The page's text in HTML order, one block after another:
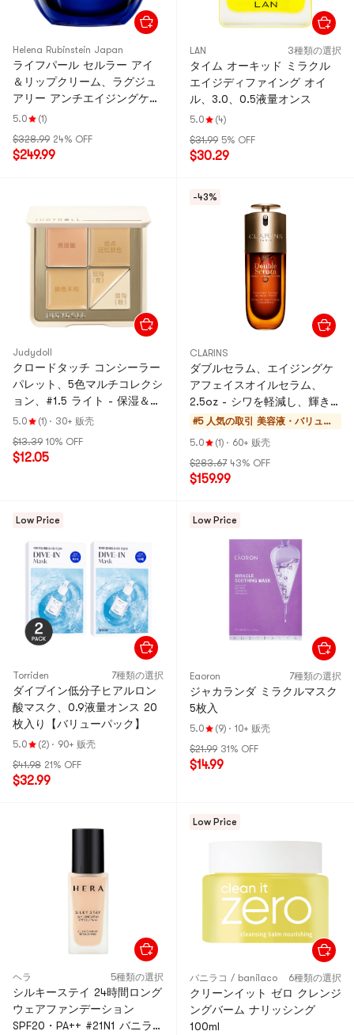
Helena Rubinstein Japan
ライフパール セルラー アイ
＆リップクリーム、ラグジュ
アリー アンチエイジングケ
ア、0.49オンス。
5.0
(1)
$328.99 24% OFF
$249.99
LAN 3種類の選択
タイム オーキッド ミラクル
エイジディファイング オイ
ル、3.0、0.5液量オンス
5.0
(4)
$31.99 5% OFF
$30.29
Judydoll
クロードタッチ コンシーラー
パレット、5色マルチコレクシ
ョン、#1.5 ライト - 保湿＆ロ
ングラスティング（12時間持
5.0 (1) · 30+ 贩壳
$13.39 10% OFF
$12.05
-43%
CLARINS
ダブルセラム、エイジングケ
アフェイスオイルセラム、
2.5oz - シワを軽減し、輝きを
向上 | 乾燥肌・敏感肌用
#5 人気の取引
美容液・バリュー
セット
5.0 (1) · 60+ 贩壳
$283.67 43% OFF
$159.99
Low Price
Torriden 7種類の選択
ダイブイン低分子ヒアルロン
酸マスク、0.9液量オンス 20
枚入り【バリューパック】
5.0 (2) · 90+ 贩壳
$41.98 21% OFF
$32.99
Low Price
Eaoron 7種類の選択
ジャカランダ ミラクルマスク
5枚入
5.0 (9) · 10+ 贩壳
$21.99 31% OFF
$14.99
ヘラ 5種類の選択
シルキーステイ 24時間ロング
ウェアファンデーション
SPF20・PA++ #21N1 バニラ
Low Price
バニラコ / banilaco 6種類の選択
クリーンイット ゼロ クレンジ
ングバーム ナリッシング
100ml